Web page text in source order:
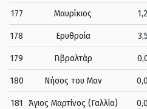
177 Μαυρίκιος
178 Ερυθραία
179 Γιβραλτάρ
180 Νήσος του Μαν
181 Άγιος Μαρτίνος (Γαλλία)